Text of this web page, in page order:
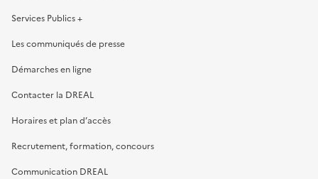
Services Publics +
Les communiqués de presse
Démarches en ligne
Contacter la DREAL
Horaires et plan d’accès
Recrutement, formation, concours
Communication DREAL